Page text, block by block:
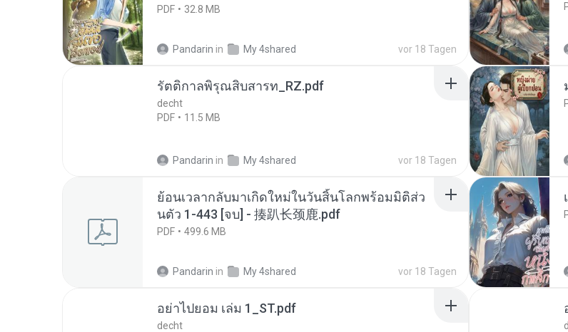
PDF 32.8 MB
Pandarin in My 4shared vor 18 Tagen
รัตติกาลพิรุณสิบสารท_RZ.pdf
decht
PDF
11.5 MB
Pandarin in My 4shared vor 18 Tagen
ย้อนเวลากลับมาเกิดใหม่ในวันสิ้นโลกพร้อมมิติส่ว
นตัว 1-443 [จบ] - 揍趴长颈鹿.pdf
PDF 499.6 MB
Pandarin in My 4shared vor 18 Tagen
อย่าไปยอม เล่ม 1_ST.pdf
decht